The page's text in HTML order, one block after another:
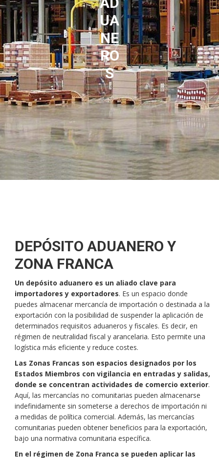
UA
NE
RO
S
DEPÓSITO ADUANERO Y
ZONA FRANCA
Un depósito aduanero es un aliado clave para
importadores y exportadores. Es un espacio donde
puedes almacenar mercancía de importación o destinada a la
exportación con la posibilidad de suspender la aplicación de
determinados requisitos aduaneros y fiscales. Es decir, en
régimen de neutralidad fiscal y arancelaria. Esto permite una
logística más eficiente y reduce costes.
Las Zonas Francas son espacios designados por los
Estados Miembros con vigilancia en entradas y salidas,
donde se concentran actividades de comercio exterior.
Aquí, las mercancías no comunitarias pueden almacenarse
indefinidamente sin someterse a derechos de importación ni
a medidas de política comercial. Además, las mercancías
comunitarias pueden obtener beneficios para la exportación,
bajo una normativa comunitaria específica.
En el régimen de Zona Franca se pueden aplicar las